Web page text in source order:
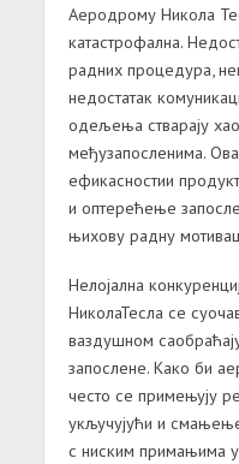
Аеродрому Никола
катастрофална.
радних процедура,
недостатак
одељења стварају
међузапосленима.
ефикасностии
и оптерећење
њихову радну
Нелојална
НиколаТесла се
ваздушном
запослене. Како би
често се примењују
укључујући и
с ниским примањима